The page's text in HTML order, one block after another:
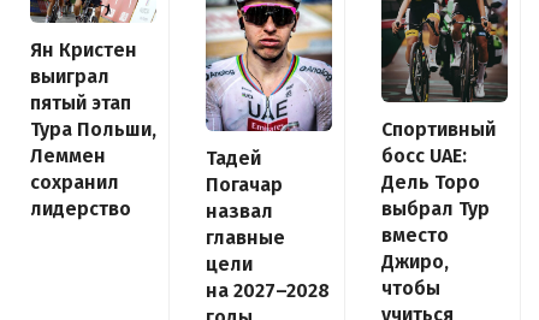
Ян Кристен
выиграл
пятый этап
Тура Польши,
Леммен
сохранил
лидерство
Тадей
Погачар
назвал
главные
цели
на 2027–2028
Спортивный
босс UAE:
Дель Торо
выбрал Тур
вместо
Джиро,
чтобы
учиться